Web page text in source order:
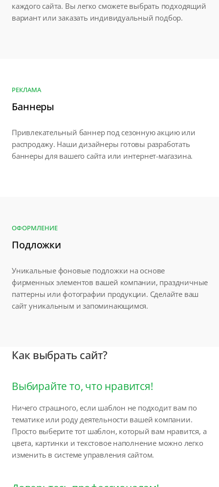
каждого сайта. Вы легко сможете выбрать подходящий
вариант или заказать индивидуальный подбор.
РЕКЛАМА
Баннеры
Привлекательный баннер под сезонную акцию или
распродажу. Наши дизайнеры готовы разработать
баннеры для вашего сайта или интернет-магазина.
ОФОРМЛЕНИЕ
Подложки
Уникальные фоновые подложки на основе
фирменных элементов вашей компании, праздничные
паттерны или фотографии продукции. Сделайте ваш
сайт уникальным и запоминающимся.
Как выбрать сайт?
Выбирайте то, что нравится!
Ничего страшного, если шаблон не подходит вам по
тематике или роду деятельности вашей компании.
Просто выберите тот шаблон, который вам нравится, а
цвета, картинки и текстовое наполнение можно легко
изменить в системе управления сайтом.